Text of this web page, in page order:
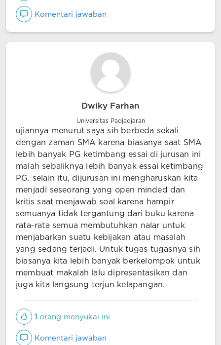
Komentari jawaban
Dwiky Farhan
Universitas Padjadjaran
ujiannya menurut saya sih berbeda sekali
dengan zaman SMA karena biasanya saat SMA
lebih banyak PG ketimbang essai di jurusan ini
malah sebaliknya lebih banyak essai ketimbang
PG. selain itu, dijurusan ini mengharuskan kita
menjadi seseorang yang open minded dan
kritis saat menjawab soal karena hampir
semuanya tidak tergantung dari buku karena
rata-rata semua membutuhkan nalar untuk
menjabarkan suatu kebijakan atau masalah
yang sedang terjadi. Untuk tugas tugasnya sih
biasanya kita lebih banyak berkelompok untuk
membuat makalah lalu dipresentasikan dan
juga kita langsung terjun kelapangan.
1 orang menyukai ini
Komentari jawaban